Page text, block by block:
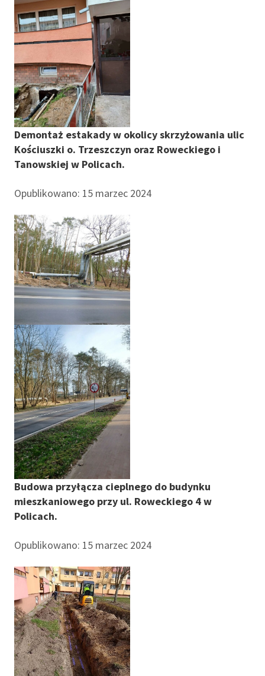
Demontaż estakady w okolicy skrzyżowania ulic
Kościuszki o. Trzeszczyn oraz Roweckiego i
Tanowskiej w Policach.
Opublikowano: 15 marzec 2024
Budowa przyłącza cieplnego do budynku
mieszkaniowego przy ul. Roweckiego 4 w
Policach.
Opublikowano: 15 marzec 2024